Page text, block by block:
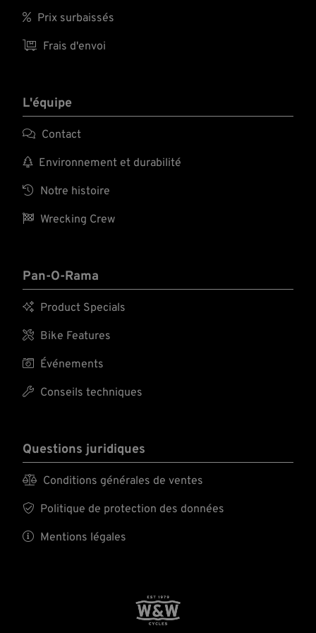
Sur les pages suivantes, nous vous présentons le résultat de
nos longues années de recherche à propos du contenu de ces 9
blocs de numéros :
 Prix surbaissés
 Frais d'envoi
L'équipe
 Contact
 Environnement et durabilité
 Notre histoire
 Wrecking Crew
Pan-O-Rama
 Product Specials
 Bike Features
 Événements
 Conseils techniques
Questions juridiques
 Conditions générales de ventes
 Politique de protection des données
 Mentions légales